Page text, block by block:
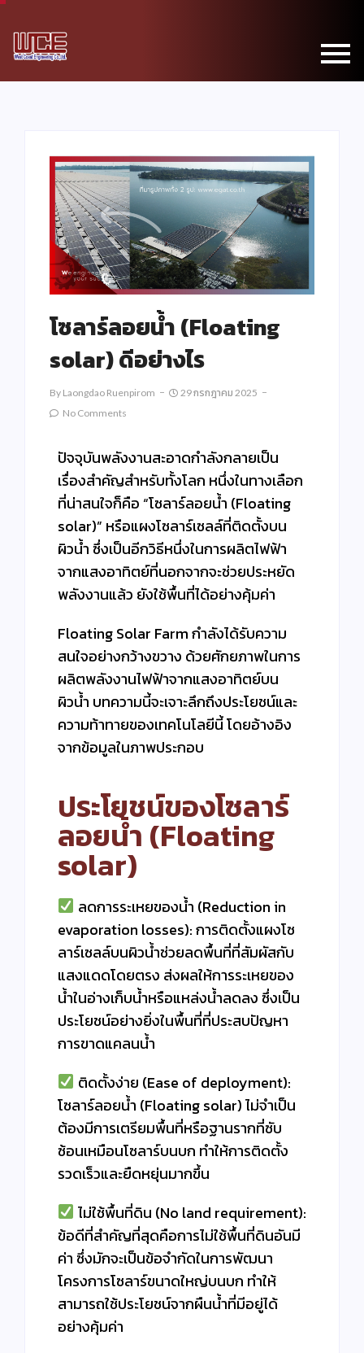
โซลาร์ลอยน้ำ (Floating
solar) ดีอย่างไร
By Laongdao Ruenpirom
29 กรกฎาคม 2025
No Comments
ปัจจุบันพลังงานสะอาดกำลังกลายเป็น
เรื่องสำคัญสำหรับทั้งโลก หนึ่งในทางเลือก
ที่น่าสนใจก็คือ “โซลาร์ลอยน้ำ (Floating
solar)” หรือแผงโซลาร์เซลล์ที่ติดตั้งบน
ผิวน้ำ ซึ่งเป็นอีกวิธีหนึ่งในการผลิตไฟฟ้า
จากแสงอาทิตย์ที่นอกจากจะช่วยประหยัด
พลังงานแล้ว ยังใช้พื้นที่ได้อย่างคุ้มค่า
Floating Solar Farm กำลังได้รับความ
สนใจอย่างกว้างขวาง ด้วยศักยภาพในการ
ผลิตพลังงานไฟฟ้าจากแสงอาทิตย์บน
ผิวน้ำ บทความนี้จะเจาะลึกถึงประโยชน์และ
ความท้าทายของเทคโนโลยีนี้ โดยอ้างอิง
จากข้อมูลในภาพประกอบ
ประโยชน์ของโซลาร์
ลอยน้ำ (Floating
solar)
ลดการระเหยของน้ำ (Reduction in
evaporation losses): การติดตั้งแผงโซ
ลาร์เซลล์บนผิวน้ำช่วยลดพื้นที่ที่สัมผัสกับ
แสงแดดโดยตรง ส่งผลให้การระเหยของ
น้ำในอ่างเก็บน้ำหรือแหล่งน้ำลดลง ซึ่งเป็น
ประโยชน์อย่างยิ่งในพื้นที่ที่ประสบปัญหา
การขาดแคลนน้ำ
ติดตั้งง่าย (Ease of deployment):
โซลาร์ลอยน้ำ (Floating solar) ไม่จำเป็น
ต้องมีการเตรียมพื้นที่หรือฐานรากที่ซับ
ซ้อนเหมือนโซลาร์บนบก ทำให้การติดตั้ง
รวดเร็วและยืดหยุ่นมากขึ้น
ไม่ใช้พื้นที่ดิน (No land requirement):
ข้อดีที่สำคัญที่สุดคือการไม่ใช้พื้นที่ดินอันมี
ค่า ซึ่งมักจะเป็นข้อจำกัดในการพัฒนา
โครงการโซลาร์ขนาดใหญ่บนบก ทำให้
สามารถใช้ประโยชน์จากผืนน้ำที่มีอยู่ได้
อย่างคุ้มค่า